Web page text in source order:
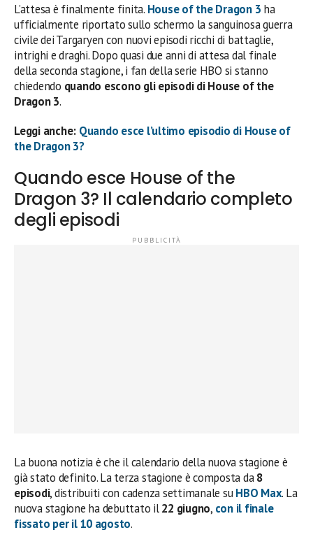
L’attesa è finalmente finita. House of the Dragon 3 ha
ufficialmente riportato sullo schermo la sanguinosa guerra
civile dei Targaryen con nuovi episodi ricchi di battaglie,
intrighi e draghi. Dopo quasi due anni di attesa dal finale
della seconda stagione, i fan della serie HBO si stanno
chiedendo quando escono gli episodi di House of the
Dragon 3.
Leggi anche: Quando esce l’ultimo episodio di House of
the Dragon 3?
Quando esce House of the
Dragon 3? Il calendario completo
degli episodi
La buona notizia è che il calendario della nuova stagione è
già stato definito. La terza stagione è composta da8
episodi, distribuiti con cadenza settimanale suHBO Max. La
nuova stagione ha debuttato il22 giugno, con il finale
fissato per il10 agosto.